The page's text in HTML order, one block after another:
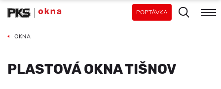
POPTÁVKA
OKNA
PLASTOVÁ OKNA TIŠNOV